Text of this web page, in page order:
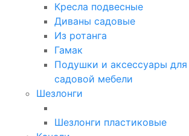
Кресла подвесные
Диваны садовые
Из ротанга
Гамак
Подушки и аксессуары для
садовой мебели
Шезлонги
Шезлонги пластиковые